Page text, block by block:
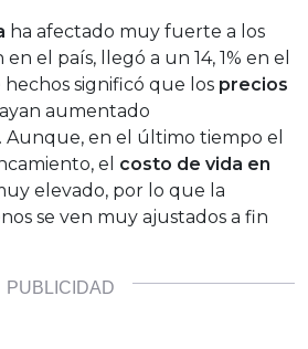
ha afectado muy fuerte a los
el país, llegó a un 14, 1% en el
hechos significó que los precios
aumentado
en el último tiempo el
el costo de vida en
elevado, por lo que la
se ven muy ajustados a fin